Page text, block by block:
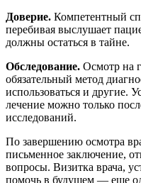
Доверие. Компетентный
перебивая выслушает
должны остаться в тайне.
Обследование. Осмотр на
обязательный метод
использоваться и другие.
лечение можно только
исследований.
По завершению осмотра
письменное заключение,
вопросы. Визитка врача,
помочь в будущем — еще